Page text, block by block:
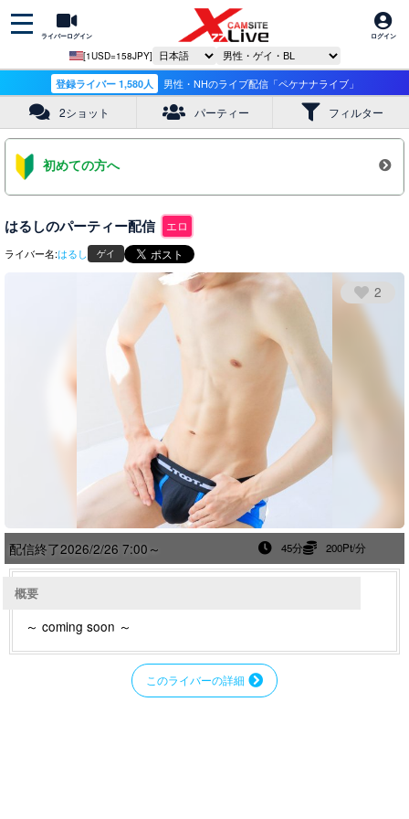
ライバーログイン ログイン
[1USD=158JPY]
登録ライバー 1,580人 男性・NHのライブ配信「ペケナナライブ」
2ショット パーティー フィルター
初めての方へ
はるしのパーティー配信 エロ
ライバー名:はるし ゲイ
2
配信終了2026/2/26 7:00～ 45分 200Pt/分
概要
～ coming soon ～
このライバーの詳細